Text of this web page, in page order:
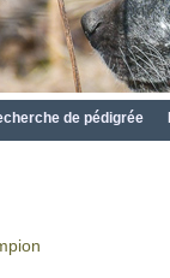
de pédigrée